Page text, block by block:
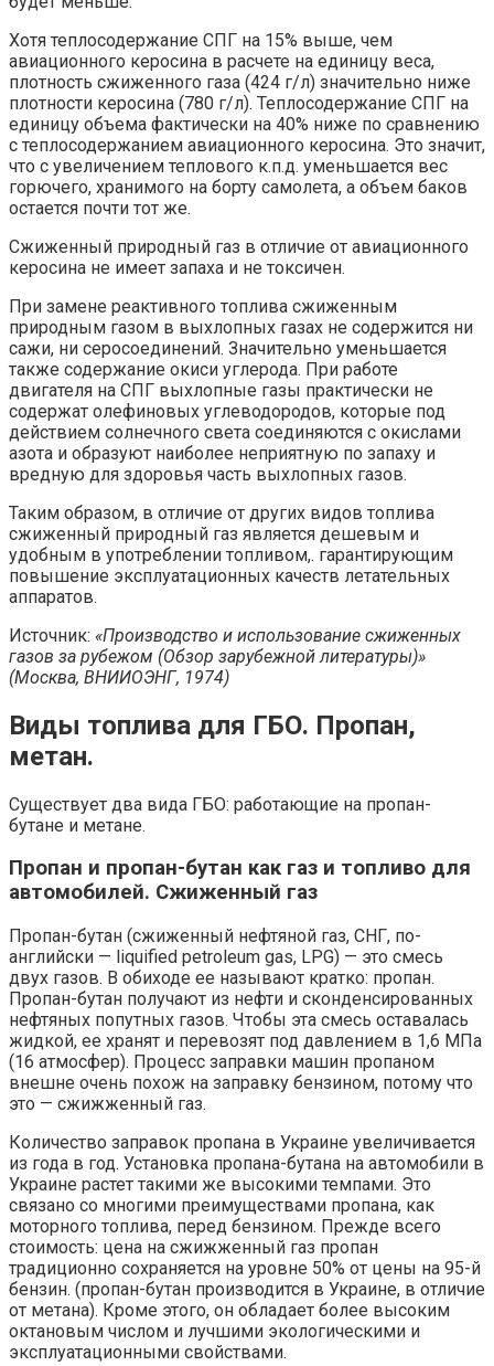
Хотя теплосодержание СПГ на 15% выше, чем
авиационного керосина в расчете на единицу веса,
плотность сжиженного газа (424 г/л) значительно ниже
плотности керосина (780 г/л). Теплосодержание СПГ на
единицу объема фактически на 40% ниже по сравнению
с теплосодержанием авиационного керосина. Это значит,
что с увеличением теплового к.п.д. уменьшается вес
горючего, хранимого на борту самолета, а объем баков
остается почти тот же.
Сжиженный природный газ в отличие от авиационного
керосина не имеет запаха и не токсичен.
При замене реактивного топлива сжиженным
природным газом в выхлопных газах не содержится ни
сажи, ни серосоединений. Значительно уменьшается
также содержание окиси углерода. При работе
двигателя на СПГ выхлопные газы практически не
содержат олефиновых углеводородов, которые под
действием солнечного света соединяются с окислами
азота и образуют наиболее неприятную по запаху и
вредную для здоровья часть выхлопных газов.
Таким образом, в отличие от других видов топлива
сжиженный природный газ является дешевым и
удобным в употреблении топливом,. гарантирующим
повышение эксплуатационных качеств летательных
аппаратов.
Источник: «Производство и использование сжиженных
газов за рубежом (Обзор зарубежной литературы)»
(Москва, ВНИИОЭНГ, 1974)
Виды топлива для ГБО. Пропан,
метан.
Существует два вида ГБО: работающие на пропан-
бутане и метане.
Пропан и пропан-бутан как газ и топливо для
автомобилей. Сжиженный газ
Пропан-бутан (сжиженный нефтяной газ, СНГ, по-
английски — liquified petroleum gas, LPG) — это смесь
двух газов. В обиходе ее называют кратко: пропан.
Пропан-бутан получают из нефти и сконденсированных
нефтяных попутных газов. Чтобы эта смесь оставалась
жидкой, ее хранят и перевозят под давлением в 1,6 МПа
(16 атмосфер). Процесс заправки машин пропаном
внешне очень похож на заправку бензином, потому что
это — сжижженный газ.
Количество заправок пропана в Украине увеличивается
из года в год. Установка пропана-бутана на автомобили в
Украине растет такими же высокими темпами. Это
связано со многими преимуществами пропана, как
моторного топлива, перед бензином. Прежде всего
стоимость: цена на сжижженный газ пропан
традиционно сохраняется на уровне 50% от цены на 95-й
бензин. (пропан-бутан производится в Украине, в отличие
от метана). Кроме этого, он обладает более высоким
октановым числом и лучшими экологическими и
эксплуатационными свойствами.